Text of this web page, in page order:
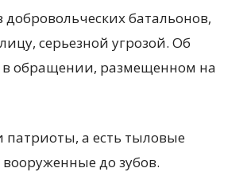
батальонов,
серьезной угрозой. Об
в обращении, размещенном на
патриоты, а есть тыловые
до зубов.